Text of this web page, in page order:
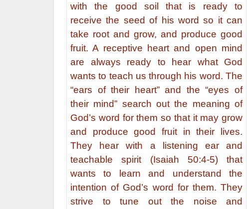
with the good soil that is ready to
receive the seed of his word so it can
take root and grow, and produce good
fruit. A receptive heart and open mind
are always ready to hear what God
wants to teach us through his word. The
“ears of their heart” and the “eyes of
their mind” search out the meaning of
God’s word for them so that it may grow
and produce good fruit in their lives.
They hear with a listening ear and
teachable spirit (Isaiah 50:4-5) that
wants to learn and understand the
intention of God’s word for them. They
strive to tune out the noise and